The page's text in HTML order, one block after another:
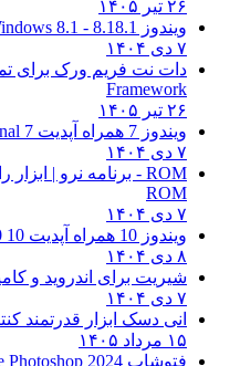
۲۶ تیر ۱۴۰۵
ویندوز 8.1
8.1 - Microsoft Windows 8.1
۷ دی ۱۴۰۴
دات نت فریم ورک برای
Framework
۲۶ تیر ۱۴۰۵
ویندوز 7 همراه آپدیت 7 SP1
۷ دی ۱۴۰۴
ROM - برنامه نرو | ابزار رایت حرفه ای و
ROM
۷ دی ۱۴۰۴
ویندوز 10 همراه آپدیت 10 22H2
۸ دی ۱۴۰۴
شیریت برای اندروید و
۷ دی ۱۴۰۴
انی دسک ابزار قدرتمند
۱۵ مرداد ۱۴۰۵
فتوشاپ CC 2025 Photoshop 2024